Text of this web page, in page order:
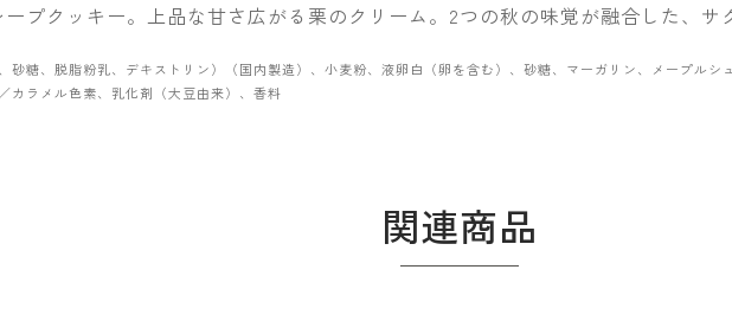
プクッキー。上品な甘さ広がる栗のクリーム。2つの秋の味覚が融合した、サ
砂糖、脱脂粉乳、デキストリン）（国内製造）、小麦粉、液卵白（卵を含む）、砂糖、マーガリン、メープル
カラメル色素、乳化剤（大豆由来）、香料
関連商品